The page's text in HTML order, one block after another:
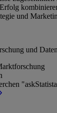
und
und